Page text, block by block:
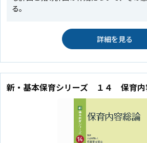
る。
詳細を見る
新・基本保育シリーズ １４ 保育内